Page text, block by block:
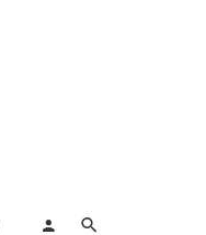
ARTES E